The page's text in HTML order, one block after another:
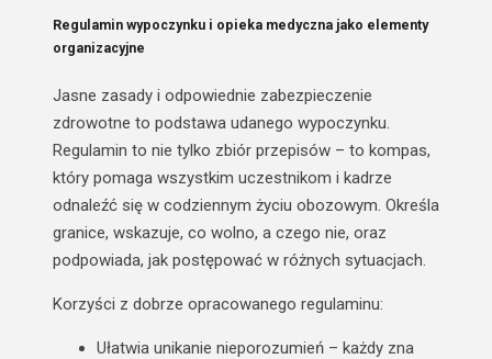
Regulamin wypoczynku i opieka medyczna jako elementy
organizacyjne
Jasne zasady i odpowiednie zabezpieczenie
zdrowotne to podstawa udanego wypoczynku.
Regulamin to nie tylko zbiór przepisów – to kompas,
który pomaga wszystkim uczestnikom i kadrze
odnaleźć się w codziennym życiu obozowym. Określa
granice, wskazuje, co wolno, a czego nie, oraz
podpowiada, jak postępować w różnych sytuacjach.
Korzyści z dobrze opracowanego regulaminu:
Ułatwia unikanie nieporozumień – każdy zna